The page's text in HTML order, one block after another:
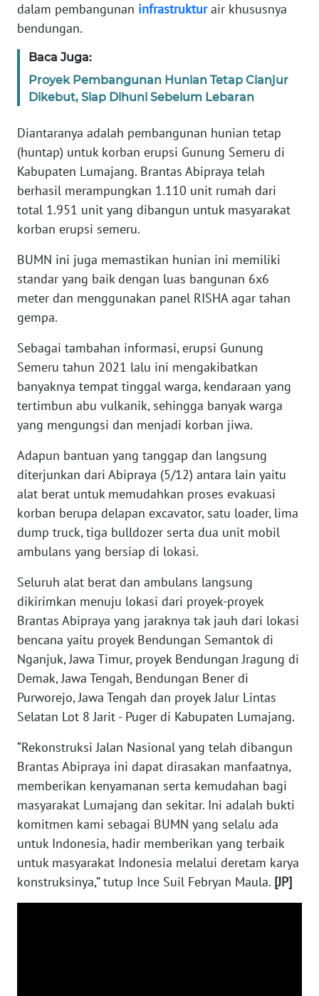
dalam pembangunan infrastrukturair khususnya
bendungan.
Baca Juga:
Proyek Pembangunan Hunian Tetap Cianjur
Dikebut, Siap Dihuni Sebelum Lebaran
Diantaranya adalah pembangunan hunian tetap
(huntap) untuk korban erupsi Gunung Semeru di
Kabupaten Lumajang. Brantas Abipraya telah
berhasil merampungkan 1.110 unit rumah dari
total 1.951 unit yang dibangun untuk masyarakat
korban erupsi semeru.
BUMN ini juga memastikan hunian ini memiliki
standar yang baik dengan luas bangunan 6x6
meter dan menggunakan panel RISHA agar tahan
gempa.
Sebagai tambahan informasi, erupsi Gunung
Semeru tahun 2021 lalu ini mengakibatkan
banyaknya tempat tinggal warga, kendaraan yang
tertimbun abu vulkanik, sehingga banyak warga
yang mengungsi dan menjadi korban jiwa.
Adapun bantuan yang tanggap dan langsung
diterjunkan dari Abipraya (5/12) antara lain yaitu
alat berat untuk memudahkan proses evakuasi
korban berupa delapan excavator, satu loader, lima
dump truck, tiga bulldozer serta dua unit mobil
ambulans yang bersiap di lokasi.
Seluruh alat berat dan ambulans langsung
dikirimkan menuju lokasi dari proyek-proyek
Brantas Abipraya yang jaraknya tak jauh dari lokasi
bencana yaitu proyek Bendungan Semantok di
Nganjuk, Jawa Timur, proyek Bendungan Jragung di
Demak, Jawa Tengah, Bendungan Bener di
Purworejo, Jawa Tengah dan proyek Jalur Lintas
Selatan Lot 8 Jarit - Puger di Kabupaten Lumajang.
“Rekonstruksi Jalan Nasional yang telah dibangun
Brantas Abipraya ini dapat dirasakan manfaatnya,
memberikan kenyamanan serta kemudahan bagi
masyarakat Lumajang dan sekitar. Ini adalah bukti
komitmen kami sebagai BUMN yang selalu ada
untuk Indonesia, hadir memberikan yang terbaik
untuk masyarakat Indonesia melalui deretam karya
konstruksinya,” tutup Ince Suil Febryan Maula. [JP]
NEWS
ANUGERAH
NEWS
ID
SONYA
ASA
NEWS
INDEKS
KONTAK
KAMI
IKLAN
TENTANG
PEDOMAN
MEDIA
SIBER
REDAKSI
KARIR
DISCLAIMER
Wahana
News
Regional
SUMUT
WN
JABAR
WN
BANTEN